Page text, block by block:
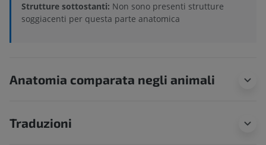
Strutture sottostanti: Non sono presenti strutture
soggiacenti per questa parte anatomica
Anatomia comparata negli animali
Traduzioni